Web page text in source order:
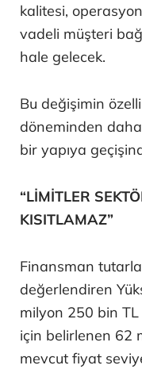
kalitesi,
vadeli müşteri
hale gelecek.
Bu değişimin
döneminden
bir yapıya
“LİMİTLER
KISITLAMAZ”
Finansman
değerlendiren
milyon 250 bin TL
için belirlenen 62
mevcut fiyat